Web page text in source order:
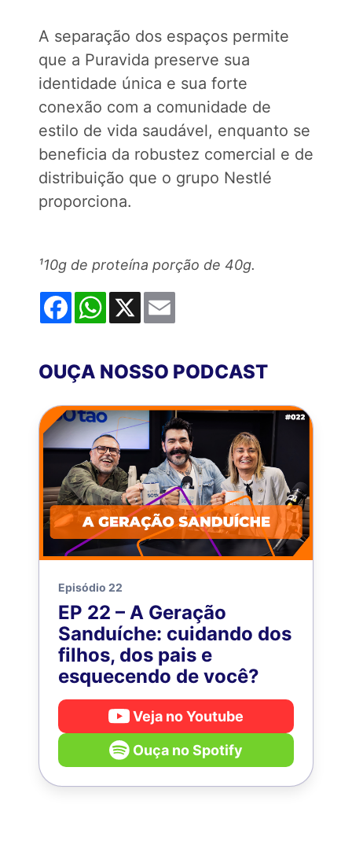
A separação dos espaços permite
que a Puravida preserve sua
identidade única e sua forte
conexão com a comunidade de
estilo de vida saudável, enquanto se
beneficia da robustez comercial e de
distribuição que o grupo Nestlé
proporciona.
¹10g de proteína porção de 40g.
FacebookWhatsApp
X
OUÇA NOSSO PODCAST
Episódio 22
EP 22 – A Geração
Sanduíche: cuidando dos
filhos, dos pais e
esquecendo de você?
Veja no Youtube
Ouça no Spotify